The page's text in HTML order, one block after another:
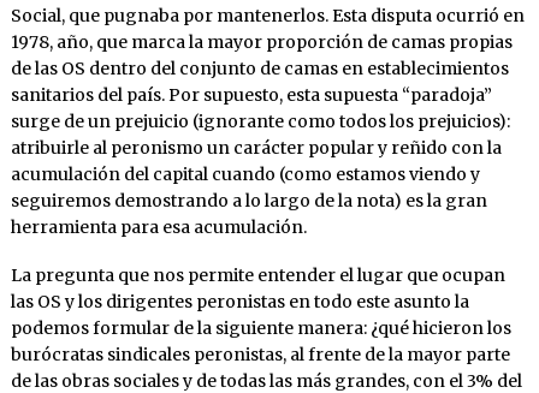
Social, que pugnaba por mantenerlos. Esta disputa ocurrió en
1978, año, que marca la mayor proporción de camas propias
de las OS dentro del conjunto de camas en establecimientos
sanitarios del país. Por supuesto, esta supuesta “paradoja”
surge de un prejuicio (ignorante como todos los prejuicios):
atribuirle al peronismo un carácter popular y reñido con la
acumulación del capital cuando (como estamos viendo y
seguiremos demostrando a lo largo de la nota) es la gran
herramienta para esa acumulación.
La pregunta que nos permite entender el lugar que ocupan
las OS y los dirigentes peronistas en todo este asunto la
podemos formular de la siguiente manera: ¿qué hicieron los
burócratas sindicales peronistas, al frente de la mayor parte
de las obras sociales y de todas las más grandes, con el 3% del